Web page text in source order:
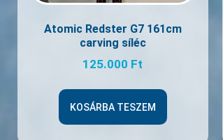
Atomic Redster G7 161cm
carving síléc
125.000 Ft
KOSÁRBA TESZEM